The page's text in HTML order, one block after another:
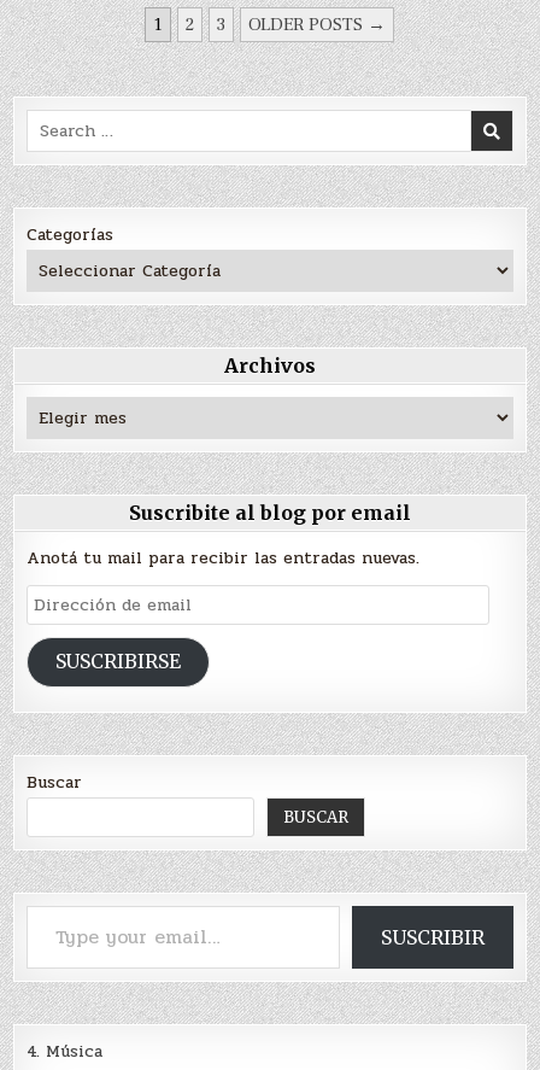
PAGINACIÓN
DE
ENTRADAS
1 2 3 OLDER POSTS →
Search
for:
Categorías
Archivos
Archivos
Suscribite al blog por email
Anotá tu mail para recibir las entradas nuevas.
Dirección
de
emailSUSCRIBIRSE
Buscar
BUSCAR
Type your email…
SUSCRIBIR
4. Música